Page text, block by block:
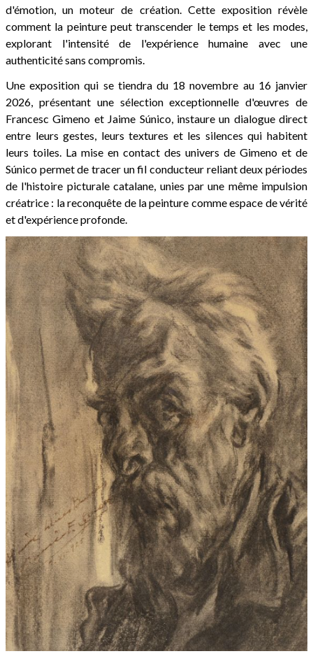
d'émotion, un moteur de création. Cette exposition révèle
comment la peinture peut transcender le temps et les modes,
explorant l'intensité de l'expérience humaine avec une
authenticité sans compromis.
Une exposition qui se tiendra du 18 novembre au 16 janvier
2026, présentant une sélection exceptionnelle d'œuvres de
Francesc Gimeno et Jaime Súnico, instaure un dialogue direct
entre leurs gestes, leurs textures et les silences qui habitent
leurs toiles. La mise en contact des univers de Gimeno et de
Súnico permet de tracer un fil conducteur reliant deux périodes
de l'histoire picturale catalane, unies par une même impulsion
créatrice : la reconquête de la peinture comme espace de vérité
et d'expérience profonde.